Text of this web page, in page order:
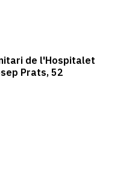
de l'Hospitalet
Prats, 52